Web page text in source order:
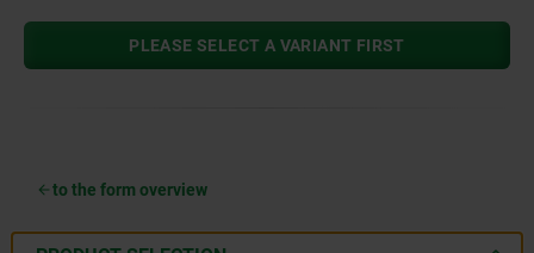
PLEASE SELECT A VARIANT FIRST
to the form overview